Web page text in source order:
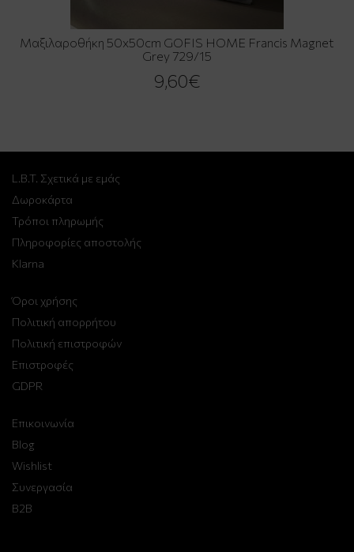
Μαξιλαροθήκη 50x50cm GOFIS HOME Francis Magnet
Grey 729/15
9,60€
L.B.T. Σχετικά με εμάς
Δωροκάρτα
Τρόποι πληρωμής
Πληροφορίες αποστολής
Klarna
Όροι χρήσης
Πολιτική απορρήτου
Πολιτική επιστροφών
Επιστροφές
GDPR
Επικοινωνία
Blog
Wishlist
Συνεργασία
B2B